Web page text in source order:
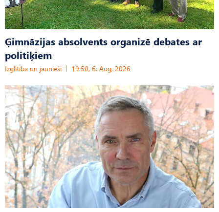
Ģimnāzijas absolvents organizē debates ar
politiķiem
Izglītība un jaunieši 19:50, 6. Aug, 2026